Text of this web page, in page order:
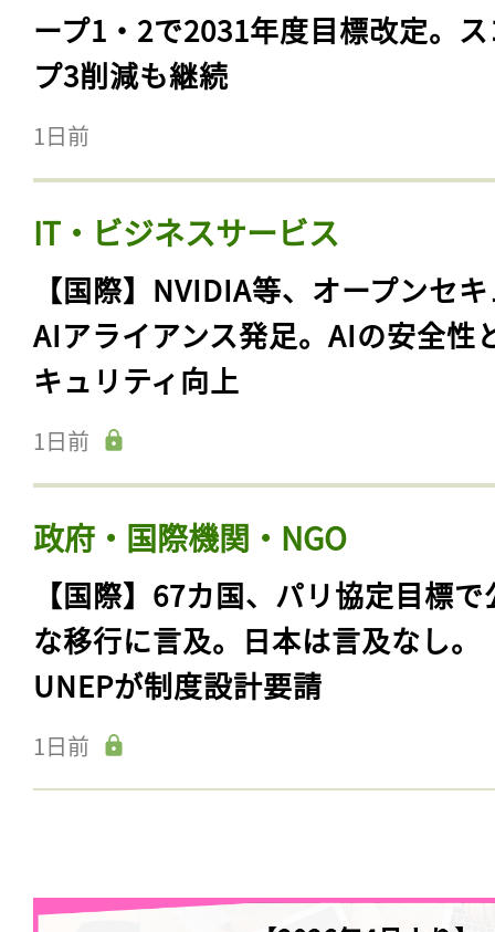
ープ1・2で2031年度目標改定。
プ3削減も継続
1日前
IT・ビジネスサービス
【国際】NVIDIA等、オープンセ
AIアライアンス発足。AIの安全性
キュリティ向上
1日前
政府・国際機関・NGO
【国際】67カ国、パリ協定目標で
な移行に言及。日本は言及なし。
UNEPが制度設計要請
1日前